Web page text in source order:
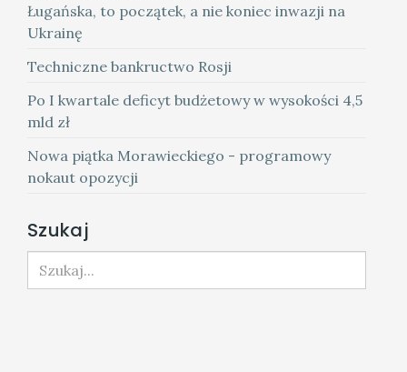
Ługańska, to początek, a nie koniec inwazji na
Ukrainę
Techniczne bankructwo Rosji
Po I kwartale deficyt budżetowy w wysokości 4,5
mld zł
Nowa piątka Morawieckiego - programowy
nokaut opozycji
Szukaj
Szukaj...